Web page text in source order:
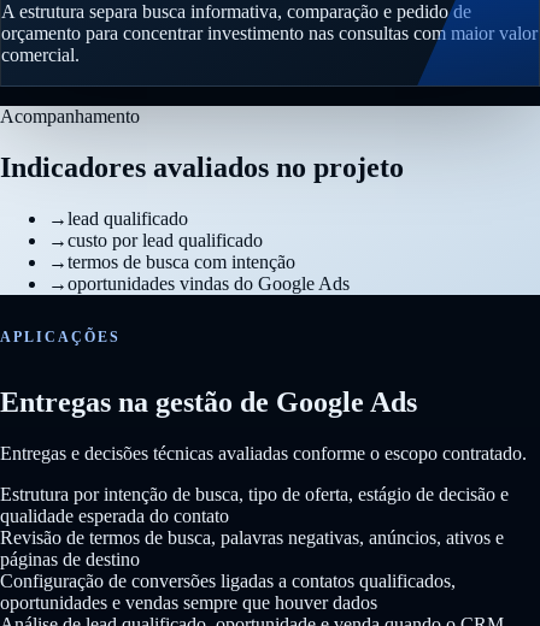
A estrutura separa busca informativa, comparação e pedido de
orçamento para concentrar investimento nas consultas com maior valor
comercial.
Acompanhamento
Indicadores avaliados no projeto
→lead qualificado
→custo por lead qualificado
→termos de busca com intenção
→oportunidades vindas do Google Ads
APLICAÇÕES
Entregas na gestão de Google Ads
Entregas e decisões técnicas avaliadas conforme o escopo contratado.
Estrutura por intenção de busca, tipo de oferta, estágio de decisão e
qualidade esperada do contato
Revisão de termos de busca, palavras negativas, anúncios, ativos e
páginas de destino
Configuração de conversões ligadas a contatos qualificados,
oportunidades e vendas sempre que houver dados